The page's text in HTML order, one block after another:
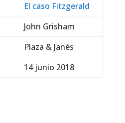
El caso Fitzgerald
John Grisham
Plaza & Janés
14 junio 2018